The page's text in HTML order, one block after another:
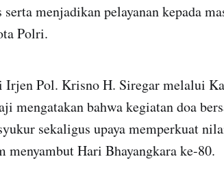
serta menjadikan pelayanan kepada
Polri.
Irjen Pol. Krisno H. Siregar melalui
mengatakan bahwa kegiatan doa
sekaligus upaya memperkuat
menyambut Hari Bhayangkara ke-80.